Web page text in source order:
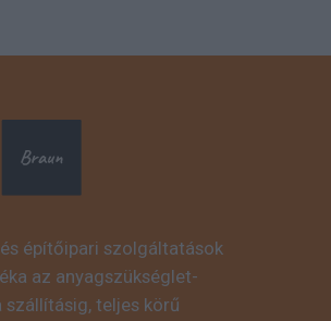
építőipari szolgáltatások
az anyagszükséglet-
szállításig, teljes körű